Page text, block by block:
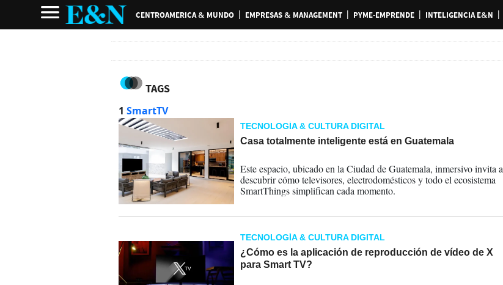
CENTROAMERICA & MUNDO EMPRESAS & MANAGEMENT PYME-EMPRENDE INTELIGENCIA E&N
TAGS
1 SmartTV
TECNOLOGÍA & CULTURA DIGITAL
Casa totalmente inteligente está en Guatemala
Este espacio, ubicado en la Ciudad de Guatemala, inmersivo invita a
descubrir cómo televisores, electrodomésticos y todo el ecosistema
SmartThings simplifican cada momento.
TECNOLOGÍA & CULTURA DIGITAL
¿Cómo es la aplicación de reproducción de vídeo de X
para Smart TV?